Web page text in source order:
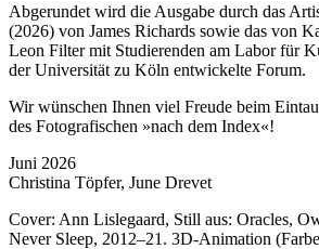
Abgerundet wird die Ausgabe durch das
(2026) von James Richards sowie das von
Leon Filter mit Studierenden am Labor für
der Universität zu Köln entwickelte Forum.
Wir wünschen Ihnen viel Freude beim
des Fotografischen »nach dem Index«!
Juni 2026
Christina Töpfer, June Drevet
Cover: Ann Lislegaard, Still aus: Oracles,
Never Sleep, 2012–21. 3D-Animation